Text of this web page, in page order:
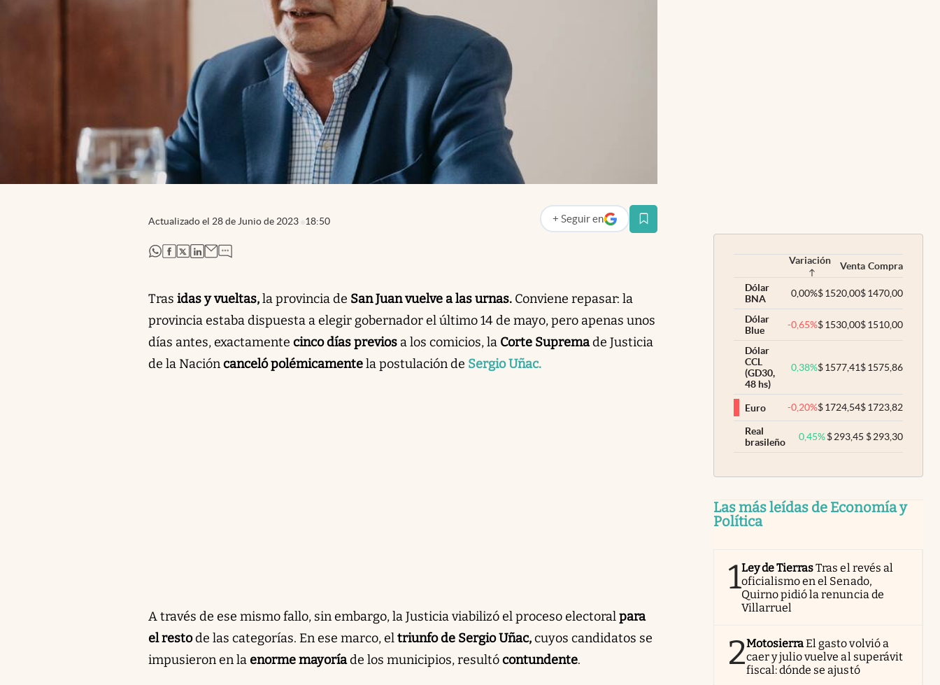
Actualizado el 28 de Junio de 2023 18:50 + Seguir en
abre en nueva pestaña
abre en nueva pestaña
abre en nueva pestaña
abre en nueva pestaña
abre en nueva pestaña
Tras idas y vueltas,la provincia de San Juan vuelve a las urnas. Conviene repasar: la
provincia estaba dispuesta a elegir gobernador el último 14 de mayo, pero apenas unos
días antes, exactamente cinco días previos a los comicios, la Corte Supremade Justicia
de la Nacióncanceló polémicamentela postulación de Sergio Uñac.
A través de ese mismo fallo, sin embargo, la Justicia viabilizó el proceso electoralpara
el restode las categorías. En ese marco, eltriunfo de Sergio Uñac,cuyos candidatos se
impusieron en la enorme mayoríade los municipios, resultócontundente.
Variación Venta Compra
Dólar
BNA
0,00%$1520,00$1470,00
Dólar
Blue
-0,65%$1530,00$1510,00
Dólar
CCL
(GD30,
48 hs)
0,38%$1577,41$1575,86
Euro -0,20%$1724,54$1723,82
Real
brasileño
0,45% $293,45 $293,30
Las más leídas de Economía y
Política
1Ley de TierrasTras el revés al
oficialismo en el Senado,
Quirno pidió la renuncia de
Villarruel
2MotosierraEl gasto volvió a
caer y julio vuelve al superávit
fiscal: dónde se ajustó